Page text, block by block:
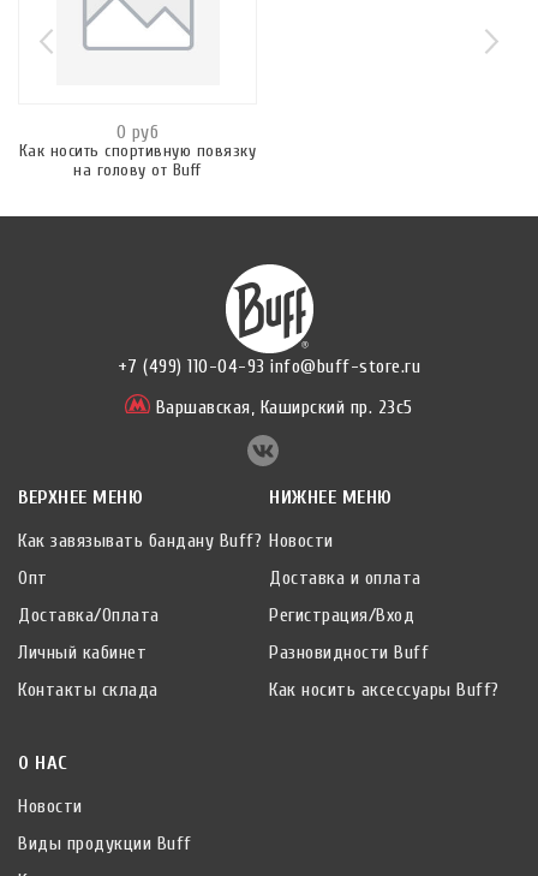
0 руб
Как носить спортивную повязку
на голову от Buff
+7 (499) 110-04-93 info@buff-store.ru
Варшавская, Каширский пр. 23с5
ВЕРХНЕЕ МЕНЮ
Как завязывать бандану Buff?
Опт
Доставка/Оплата
Личный кабинет
Контакты склада
НИЖНЕЕ МЕНЮ
Новости
Доставка и оплата
Регистрация/Вход
Разновидности Buff
Как носить аксессуары Buff?
О НАС
Новости
Виды продукции Buff